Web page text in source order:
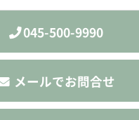
045-500-9990
メールでお問合せ